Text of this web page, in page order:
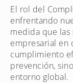
El rol del
enfrentando
medida que las
empresarial en
cumplimiento
prevención,
entorno global.